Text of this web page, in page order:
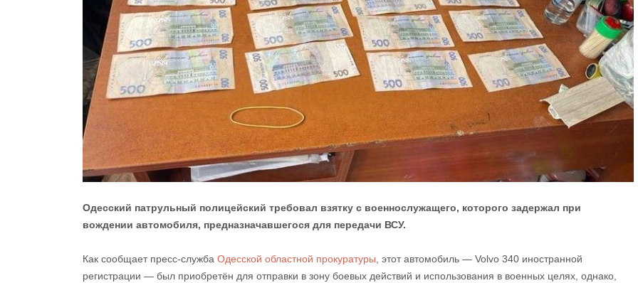
Одесский патрульный полицейский требовал взятку с военнослужащего, которого задержал при
вождении автомобиля, предназначавшегося для передачи ВСУ.
Как сообщает пресс-служба Одесской областной прокуратуры, этот автомобиль — Volvo 340 иностранной
регистрации — был приобретён для отправки в зону боевых действий и использования в военных целях, однако,